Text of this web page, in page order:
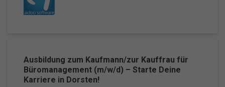
Ausbildung zum Kaufmann/zur Kauffrau für
Büromanagement (m/w/d) – Starte Deine
Karriere in Dorsten!